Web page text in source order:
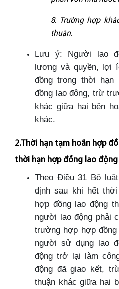
8. Trường hợp
thuận.
Lưu ý: Người lao
lương và quyền, lợi
đồng trong thời
đồng lao động, trừ
khác giữa hai bên
khác.
2.Thời hạn tạm hoãn hợp
thời hạn hợp đồng lao động
Theo Điều 31 Bộ
định sau khi hết
hợp đồng lao động
người lao động phải
trường hợp hợp
người sử dụng lao
động trở lại làm
động đã giao kết,
thuận khác giữa hai